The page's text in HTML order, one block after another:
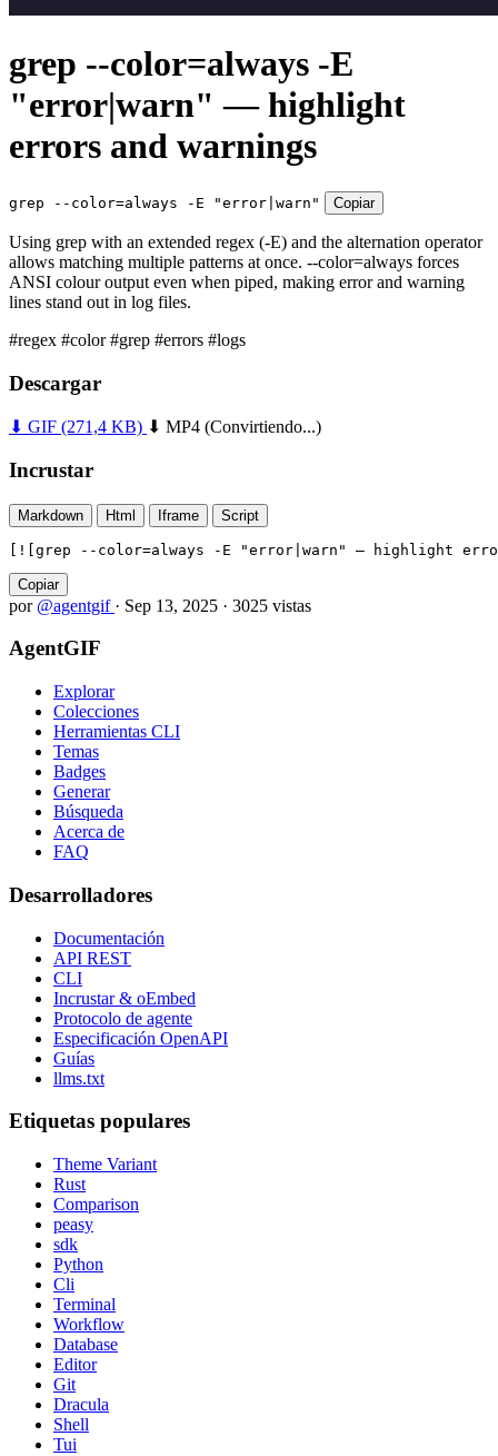
grep --color=always -E
"error|warn" — highlight
errors and warnings
grep --color=always -E "error|warn" Copiar
Using grep with an extended regex (-E) and the alternation operator
allows matching multiple patterns at once. --color=always forces
ANSI colour output even when piped, making error and warning
lines stand out in log files.
#regex #color#grep #errors #logs
Descargar
⬇ GIF (271,4 KB) ⬇ MP4 (Convirtiendo...)
Incrustar
Markdown Html Iframe Script
[![grep --color=always -E "error|warn" — highlight
Copiar
por @agentgif · Sep 13, 2025 · 3025 vistas
AgentGIF
Explorar
Colecciones
Herramientas CLI
Temas
Badges
Generar
Búsqueda
Acerca de
FAQ
Desarrolladores
Documentación
API REST
CLI
Incrustar & oEmbed
Protocolo de agente
Especificación OpenAPI
Guías
llms.txt
Etiquetas populares
Theme Variant
Rust
Comparison
peasy
sdk
Python
Cli
Terminal
Workflow
Database
Editor
Git
Dracula
Shell
Tui